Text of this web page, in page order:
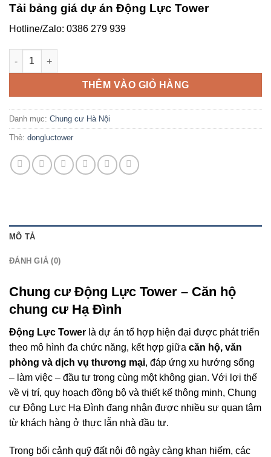
Tải bảng giá dự án Động Lực Tower
Hotline/Zalo: 0386 279 939
Chung cư Động Lực Tower – Tải bảng giá: 0386 279 939 số
THÊM VÀO GIỎ HÀNG
Danh mục: Chung cư Hà Nội
Thẻ: dongluctower
MÔ TẢ
ĐÁNH GIÁ (0)
Chung cư Động Lực Tower – Căn hộ
chung cư Hạ Đình
Động Lực Tower là dự án tổ hợp hiện đại được phát triển
theo mô hình đa chức năng, kết hợp giữa căn hộ, văn
phòng và dịch vụ thương mại, đáp ứng xu hướng sống
– làm việc – đầu tư trong cùng một không gian. Với lợi thế
về vị trí, quy hoạch đồng bộ và thiết kế thông minh, Chung
cư Động Lực Hạ Đình đang nhận được nhiều sự quan tâm
từ khách hàng ở thực lẫn nhà đầu tư.
Trong bối cảnh quỹ đất nội đô ngày càng khan hiếm, các